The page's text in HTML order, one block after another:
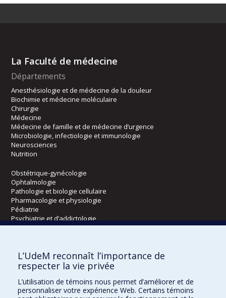
La Faculté de médecine
Départements
Anesthésiologie et de médecine de la douleur
Biochimie et médecine moléculaire
Chirurgie
Médecine
Médecine de famille et de médecine d’urgence
Microbiologie, infectiologie et immunologie
Neurosciences
Nutrition
Obstétrique-gynécologie
Ophtalmologie
Pathologie et biologie cellulaire
Pharmacologie et physiologie
Pédiatrie
Psychiatrie et d’addictologie
Radiologie, radio-oncologie et médecine nucléaire
Écoles
Orthophonie et audiologie
Réadaptation
L’UdeM reconnaît l’importance de
respecter la vie privée
L’utilisation de témoins nous permet d’améliorer et de
personnaliser votre expérience Web. Certains témoins